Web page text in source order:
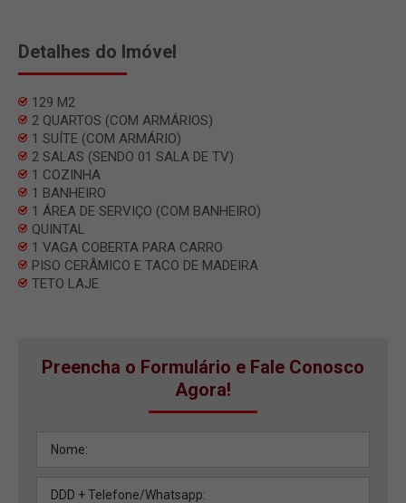
Detalhes do Imóvel
129 M2
2 QUARTOS (COM ARMÁRIOS)
1 SUÍTE (COM ARMÁRIO)
2 SALAS (SENDO 01 SALA DE TV)
1 COZINHA
1 BANHEIRO
1 ÁREA DE SERVIÇO (COM BANHEIRO)
QUINTAL
1 VAGA COBERTA PARA CARRO
PISO CERÂMICO E TACO DE MADEIRA
TETO LAJE
Preencha o Formulário e Fale Conosco
Agora!